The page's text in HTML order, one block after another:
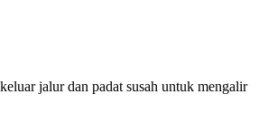
jalur dan padat susah untuk mengalir